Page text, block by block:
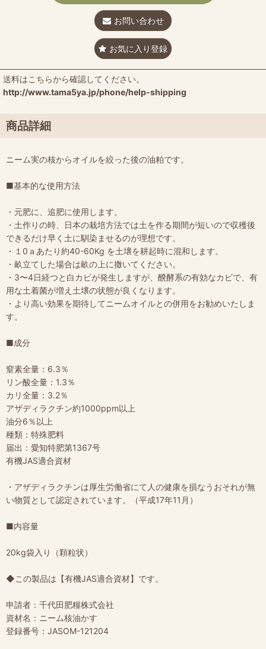
お問い合わせ
お気に入り登録
送料はこちらから確認してください。
http://www.tama5ya.jp/phone/help-shipping
商品詳細
ニーム実の核からオイルを絞った後の油粕です。
■基本的な使用方法
・元肥に、追肥に使用します。
・土作りの時、日本の栽培方法では土を作る期間が短いので収穫後
できるだけ早く土に馴染ませるのが理想です。
・１0ａあたり約40-60Kg を土壌を耕起時に混和します。
・畝立てした場合は畝の上に撒いてください。
・3〜4日経つと白カビが発生しますが、醗酵系の有効なカビで、有
用な土着菌が増え土壌の状態が良くなります。
・より高い効果を期待してニームオイルとの併用をお勧めいたしま
す。
■成分
窒素全量：6.3％
リン酸全量：1.3％
カリ全量：3.2％
アザディラクチン約1000ppm以上
油分6％以上
種類：特殊肥料
届出：愛知特肥第1367号
有機JAS適合資材
・アザディラクチンは厚生労働省にて人の健康を損なうおそれが無
い物質として認定されています。（平成17年11月）
■内容量
20kg袋入り（顆粒状）
◆この製品は【有機JAS適合資材】です。
申請者：千代田肥糧株式会社
資材名：ニーム核油かす
登録番号：JASOM-121204